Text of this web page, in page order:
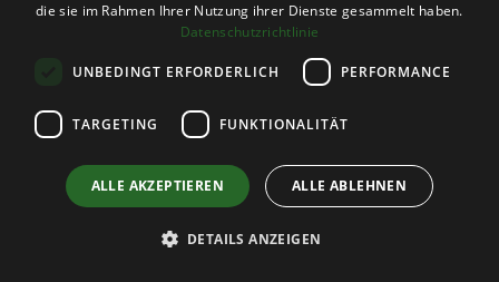
225 Mitarbeitende aus verschiedenen Nationen,
Herkunft oder Position, Gehälter weit über
die sie im Rahmen Ihrer Nutzung ihrer Dienste gesammelt haben.
Datenschutzrichtlinie
UNBEDINGT ERFORDERLICH PERFORMANCE
TARGETING FUNKTIONALITÄT
ALLE AKZEPTIEREN ALLE ABLEHNEN
DETAILS ANZEIGEN